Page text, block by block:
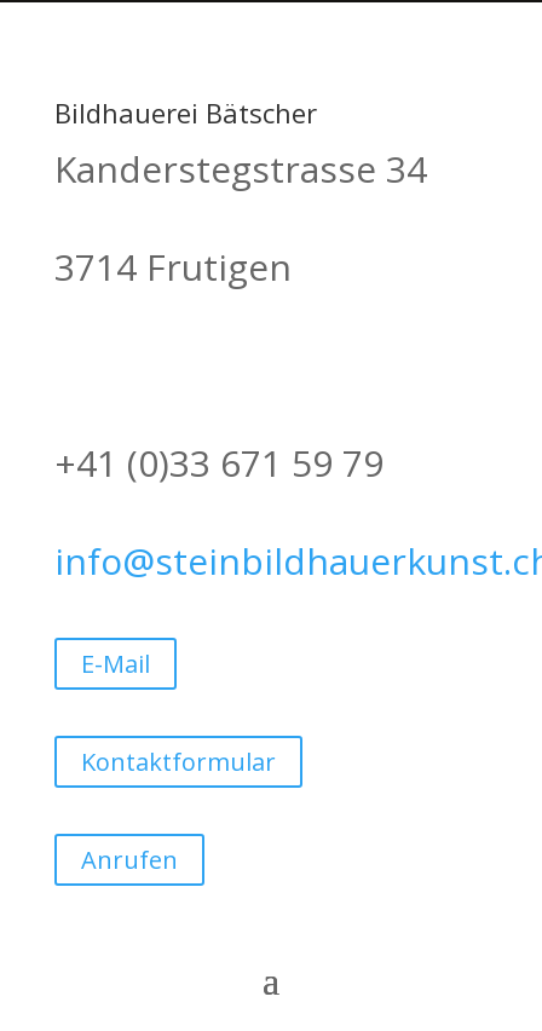
Bildhauerei Bätscher
Kanderstegstrasse 34
3714 Frutigen
+41 (0)33 671 59 79
E-Mail
Kontaktformular
Anrufen